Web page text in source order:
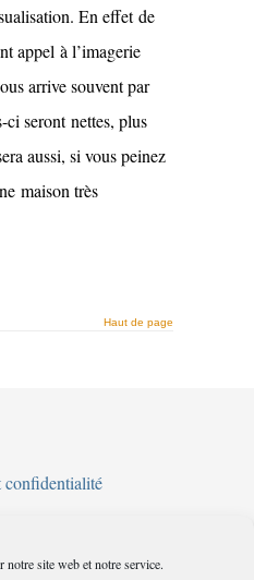
site web et notre service.
En effet de
appel à l’imagerie
arrive souvent par
ci seront nettes, plus
aussi, si vous peinez
maison très
Haut de page
confidentialité